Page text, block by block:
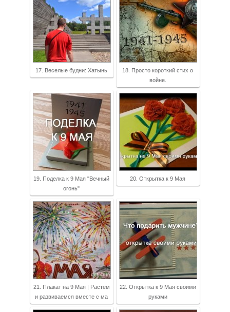
17. Веселые будни: Хатынь
18. Просто короткий стих о
войне.
19. Поделка к 9 Мая "Вечный
огонь"
20. Открытка к 9 Мая
21. Плакат на 9 Мая | Растем
и развиваемся вместе с ма
22. Открытка к 9 Мая своими
руками